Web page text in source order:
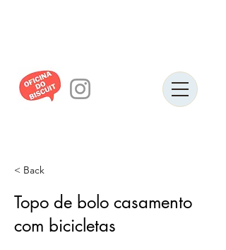
< Back
Topo de bolo casamento
com bicicletas